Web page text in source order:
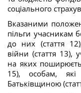
соціального
Вказаними
пільги учасникам
до них (стаття
війни (стаття 13),
на яких
15), особам, які
Батьківщиною